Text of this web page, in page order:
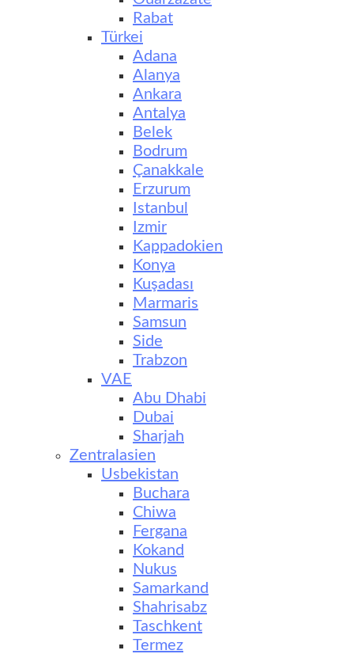
Rabat
Türkei
Adana
Alanya
Ankara
Antalya
Belek
Bodrum
Çanakkale
Erzurum
Istanbul
Izmir
Kappadokien
Konya
Kuşadası
Marmaris
Samsun
Side
Trabzon
VAE
Abu Dhabi
Dubai
Sharjah
Zentralasien
Usbekistan
Buchara
Chiwa
Fergana
Kokand
Nukus
Samarkand
Shahrisabz
Taschkent
Termez